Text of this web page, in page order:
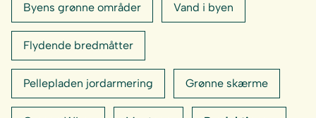
Byens grønne områder Vand i byen
Flydende bredmåtter
Pellepladen jordarmering Grønne skærme